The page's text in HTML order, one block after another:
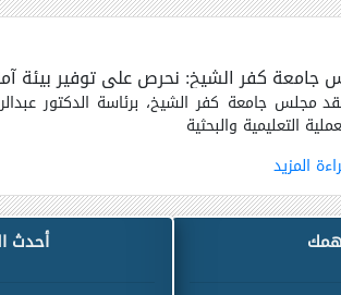
جامعة كفر الشيخ: نحرص على توفير بيئة
مجلس جامعة كفر الشيخ، برئاسة الدكتور
التعليمية والبحثية
المزيد
أحدث